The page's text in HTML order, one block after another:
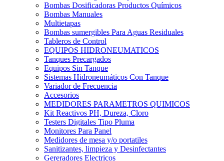
Bombas Dosificadoras Productos Químicos
Bombas Manuales
Multietapas
Bombas sumergibles Para Aguas Residuales
Tableros de Control
EQUIPOS HIDRONEUMATICOS
Tanques Precargados
Equipos Sin Tanque
Sistemas Hidroneumáticos Con Tanque
Variador de Frecuencia
Accesorios
MEDIDORES PARAMETROS QUIMICOS
Kit Reactivos PH, Dureza, Cloro
Testers Digitales Tipo Pluma
Monitores Para Panel
Medidores de mesa y/o portatiles
Sanitizantes, limpieza y Desinfectantes
Gereradores Electricos